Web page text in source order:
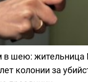
в шею: жительница
колонии за